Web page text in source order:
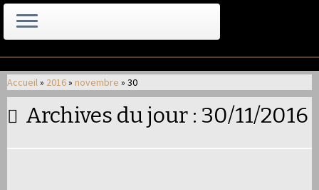
au
contenu
Accueil» 2016» novembre » 30
Archives du jour : 30/11/2016